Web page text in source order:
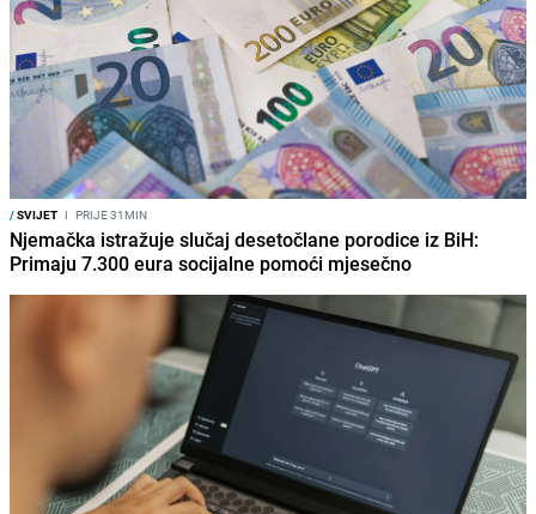
/SVIJET I PRIJE 31MIN
Njemačka istražuje slučaj desetočlane porodice iz BiH:
Primaju 7.300 eura socijalne pomoći mjesečno